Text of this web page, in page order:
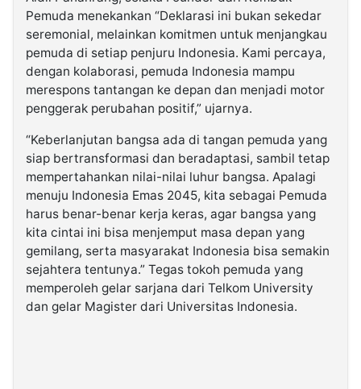
Pemuda menekankan “Deklarasi ini bukan sekedar
seremonial, melainkan komitmen untuk menjangkau
pemuda di setiap penjuru Indonesia. Kami percaya,
dengan kolaborasi, pemuda Indonesia mampu
merespons tantangan ke depan dan menjadi motor
penggerak perubahan positif,” ujarnya.
“Keberlanjutan bangsa ada di tangan pemuda yang
siap bertransformasi dan beradaptasi, sambil tetap
mempertahankan nilai-nilai luhur bangsa. Apalagi
menuju Indonesia Emas 2045, kita sebagai Pemuda
harus benar-benar kerja keras, agar bangsa yang
kita cintai ini bisa menjemput masa depan yang
gemilang, serta masyarakat Indonesia bisa semakin
sejahtera tentunya.” Tegas tokoh pemuda yang
memperoleh gelar sarjana dari Telkom University
dan gelar Magister dari Universitas Indonesia.